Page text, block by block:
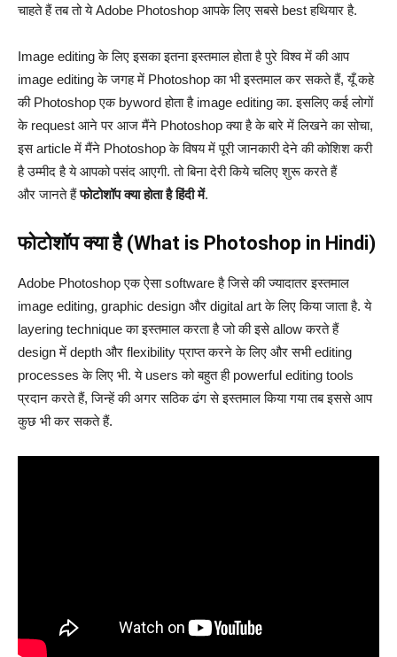
चाहते हैं तब तो ये Adobe Photoshop आपके लिए सबसे best हथियार है.
Image editing के लिए इसका इतना इस्तमाल होता है पुरे विश्व में की आप
image editing के जगह में Photoshop का भी इस्तमाल कर सकते हैं, यूँ कहे
की Photoshop एक byword होता है image editing का. इसलिए कई लोगों
के request आने पर आज मैंने Photoshop क्या है के बारे में लिखने का सोचा,
इस article में मैंने Photoshop के विषय में पूरी जानकारी देने की कोशिश करी
है उम्मीद है ये आपको पसंद आएगी. तो बिना देरी किये चलिए शुरू करते हैं
और जानते हैंफोटोशॉप क्या होता है हिंदी में.
फोटोशॉप क्या है (What is Photoshop in Hindi)
Adobe Photoshop एक ऐसा software है जिसे की ज्यादातर इस्तमाल
image editing, graphic design और digital art के लिए किया जाता है. ये
layering technique का इस्तमाल करता है जो की इसे allow करते हैं
design में depth और flexibility प्राप्त करने के लिए और सभी editing
processes के लिए भी. ये users को बहुत ही powerful editing tools
प्रदान करते हैं, जिन्हें की अगर सठिक ढंग से इस्तमाल किया गया तब इससे आप
कुछ भी कर सकते हैं.